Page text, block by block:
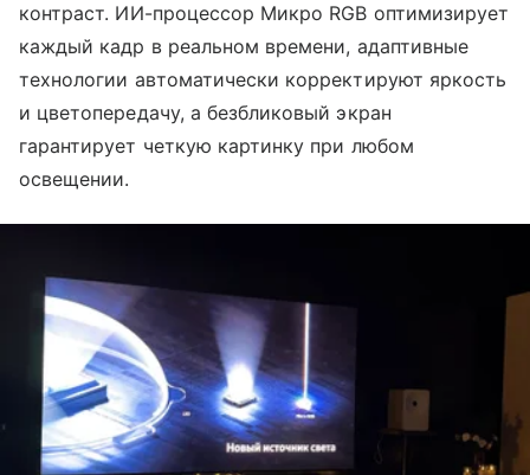
контраст. ИИ-процессор Микро RGB оптимизирует
каждый кадр в реальном времени, адаптивные
технологии автоматически корректируют яркость
и цветопередачу, а безбликовый экран
гарантирует четкую картинку при любом
освещении.